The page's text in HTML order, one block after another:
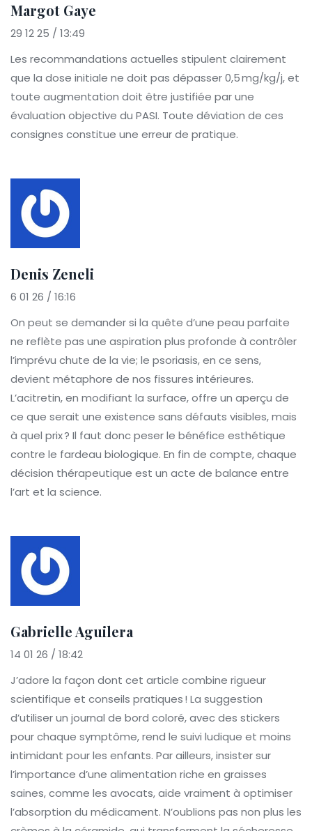
Margot Gaye
29 12 25 / 13:49
Les recommandations actuelles stipulent clairement
que la dose initiale ne doit pas dépasser 0,5 mg/kg/j, et
toute augmentation doit être justifiée par une
évaluation objective du PASI. Toute déviation de ces
consignes constitue une erreur de pratique.
Denis Zeneli
6 01 26 / 16:16
On peut se demander si la quête d’une peau parfaite
ne reflète pas une aspiration plus profonde à contrôler
l’imprévu chute de la vie; le psoriasis, en ce sens,
devient métaphore de nos fissures intérieures.
L’acitretin, en modifiant la surface, offre un aperçu de
ce que serait une existence sans défauts visibles, mais
à quel prix ? Il faut donc peser le bénéfice esthétique
contre le fardeau biologique. En fin de compte, chaque
décision thérapeutique est un acte de balance entre
l’art et la science.
Gabrielle Aguilera
14 01 26 / 18:42
J’adore la façon dont cet article combine rigueur
scientifique et conseils pratiques ! La suggestion
d’utiliser un journal de bord coloré, avec des stickers
pour chaque symptôme, rend le suivi ludique et moins
intimidant pour les enfants. Par ailleurs, insister sur
l’importance d’une alimentation riche en graisses
saines, comme les avocats, aide vraiment à optimiser
l’absorption du médicament. N’oublions pas non plus les